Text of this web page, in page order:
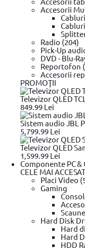
Accesorii
Radio (204)
Pick-Up
DVD - Blu-
Reportofon
Accesorii
PROMOŢII
Televizor QLED
849.99 Lei
Sistem audio JBL
5,799.99 Lei
Televizor QLED
1,599.99 Lei
Componente PC &
CELE MAI
Placi Video
Gaming
Hard Disk
Hard
Hard
HDD
Cheia este fabricata
blocati cheia cu
Cheia are un certificat
Cheile
roti duble. Toleranta
Compararea
1 kG * cm = 13,887 OZ *
1 kG * cm = 0,867 LB *
1 kG * m = 9,80665 N
1 kG * m = 7,233 LB *
1 FT * LB = 12 LB * IN
1 dm * N = 14,16 OZ *
Scopul / utilizarea
Se utilizeaza in
- Selectati scara
- Setati butonul
- Rotiti butonul